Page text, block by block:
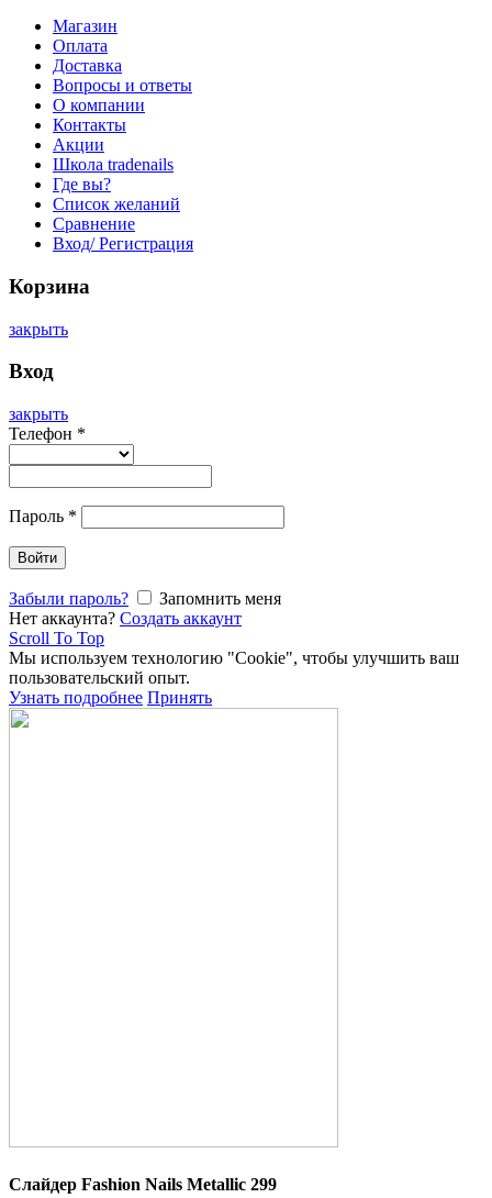
Магазин
Оплата
Доставка
Вопросы и ответы
О компании
Контакты
Акции
Школа tradenails
Где вы?
Список желаний
Сравнение
Вход/ Регистрация
Корзина
закрыть
Вход
закрыть
Телефон *
Пароль *
Войти
Забыли пароль?
Запомнить меня
Нет аккаунта? Создать аккаунт
Scroll To Top
Мы используем технологию "Cookie", чтобы улучшить ваш
пользовательский опыт.
Узнать подробнее Принять
Слайдер Fashion Nails Metallic 299